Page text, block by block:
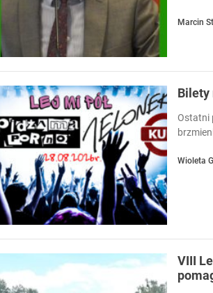
Marcin
Bilety
Ostatni
Wioleta
VIII